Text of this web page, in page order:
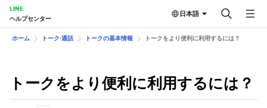
LINE
ヘルプセンター
日本語
ホーム トーク⋅通話 トークの基本情報 トークをより便利に利用するには？
トークをより便利に利用するには？